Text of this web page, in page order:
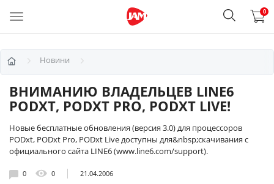
0
Новини
ВНИМАНИЮ ВЛАДЕЛЬЦЕВ LINE6
PODXT, PODXT PRO, PODXT LIVE!
Новые бесплатные обновления (версия 3.0) для процессоров
PODxt, PODxt Pro, PODxt Live доступны для&nbsp;скачивания с
официального сайта LINE6 (www.line6.com/support).
0 0 21.04.2006